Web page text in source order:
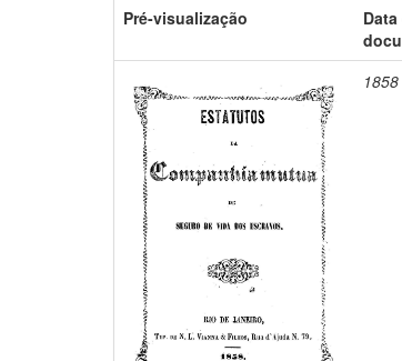
Pré-visualização
1858